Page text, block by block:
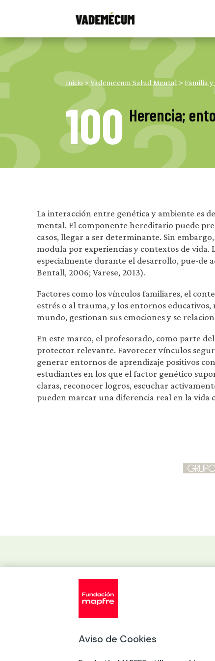
Inicio >Vademecum Salud Mental >Familia y
100 Herencia;
La interacción entre genética y ambiente es
mental. El componente hereditario puede
casos, llegar a ser determinante. Sin
modula por experiencias y contextos de vida.
especialmente durante el desarrollo, pue-de
Bentall, 2006; Varese, 2013).
Factores como los vínculos familiares, el
estrés o al trauma, y los entornos
mundo, gestionan sus emociones y se
En este marco, el profesorado, como parte
protector relevante. Favorecer vínculos
generar entornos de aprendizaje positivos
estudiantes en los que el factor genético
claras, reconocer logros, escuchar
pueden marcar una diferencia real en la vida
Vademécum
Salud mental y bienestar emocional en la
Aviso de Cookies